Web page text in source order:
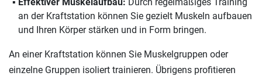
an der Kraftstation können Sie gezielt Muskeln aufbauen
und Ihren Körper stärken und in Form bringen.
An einer Kraftstation können Sie Muskelgruppen oder
einzelne Gruppen isoliert trainieren. Übrigens profitieren